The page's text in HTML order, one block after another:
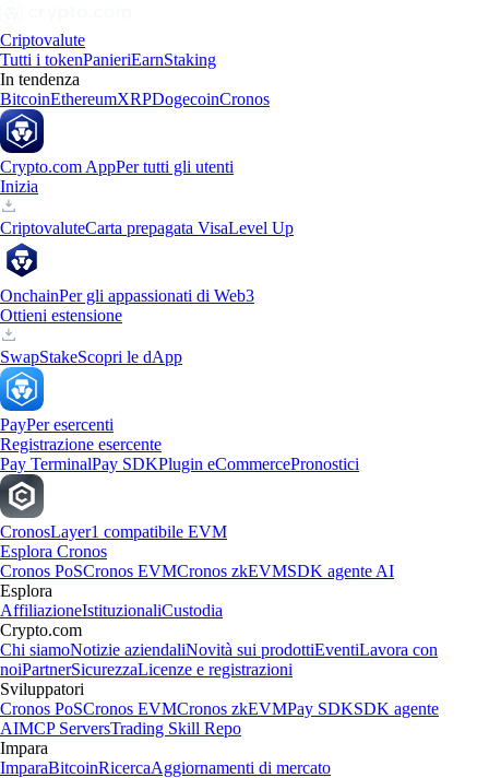
Criptovalute
Tutti i tokenPanieriEarnStaking
In tendenza
BitcoinEthereumXRPDogecoinCronos
Crypto.com AppPer tutti gli utenti
Inizia
CriptovaluteCarta prepagata VisaLevel Up
OnchainPer gli appassionati di Web3
Ottieni estensione
SwapStakeScopri le dApp
PayPer esercenti
Registrazione esercente
Pay TerminalPay SDKPlugin eCommercePronostici
CronosLayer1 compatibile EVM
Esplora Cronos
Cronos PoSCronos EVMCronos zkEVMSDK agente AI
Esplora
AffiliazioneIstituzionaliCustodia
Crypto.com
Chi siamoNotizie aziendaliNovità sui prodottiEventiLavora con
noiPartnerSicurezzaLicenze e registrazioni
Sviluppatori
Cronos PoSCronos EVMCronos zkEVMPay SDKSDK agente
AIMCP ServersTrading Skill Repo
Impara
ImparaBitcoinRicercaAggiornamenti di mercato